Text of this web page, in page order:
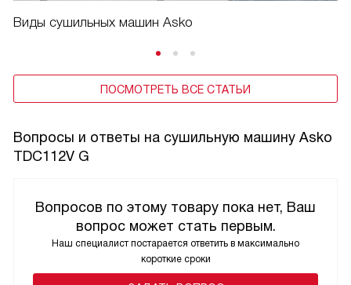
Виды сушильных машин Asko
ПОСМОТРЕТЬ ВСЕ СТАТЬИ
Вопросы и ответы на сушильную машину Asko
TDC112V G
Вопросов по этому товару пока нет, Ваш
вопрос может стать первым.
Наш специалист постарается ответить в максимально
короткие сроки